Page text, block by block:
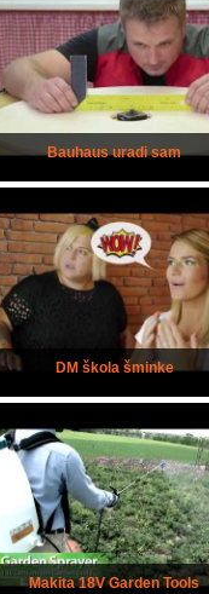
Bauhaus uradi sam
DM škola šminke
Makita 18V Garden Tools